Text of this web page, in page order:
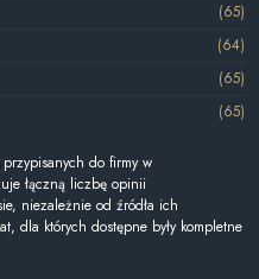
(65)
(64)
(65)
(65)
do firmy w
łączną liczbę opinii
niezależnie od źródła ich
dla których dostępne były kompletne